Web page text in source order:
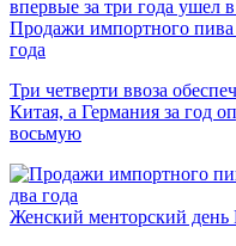
Продажи импортного пива
года
Три четверти ввоза
Китая, а Германия за год
восьмую
Женский менторский день